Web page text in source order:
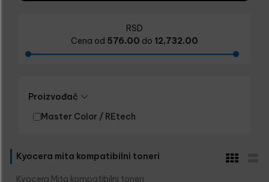
RSD
Cena od 576.00 do 12,732.00
Proizvođač
Master Color / REtech
Kyocera mita kompatibilni toneri
Kyocera Mita kompatibilni toneri